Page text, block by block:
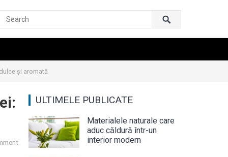
și aromată
ULTIMELE PUBLICATE
Materialele naturale care
aduc căldură într-un
interior modern